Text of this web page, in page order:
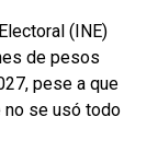
(INE)
de pesos
pese a que
no se usó todo